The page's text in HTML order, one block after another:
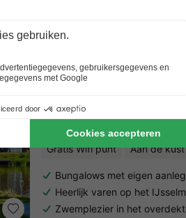
EuroParcs IJsselmeer
8.0 Zeer goed
Gratis Wifi punt Aan de kust
Bungalows met eigen
Heerlijk varen op het
Zwemplezier in het
gingen je voor! — „Al vakantie bij